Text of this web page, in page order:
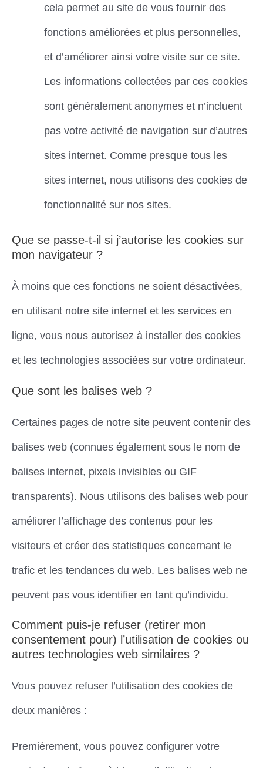
cela permet au site de vous fournir des
fonctions améliorées et plus personnelles,
et d’améliorer ainsi votre visite sur ce site.
Les informations collectées par ces cookies
sont généralement anonymes et n’incluent
pas votre activité de navigation sur d’autres
sites internet. Comme presque tous les
sites internet, nous utilisons des cookies de
fonctionnalité sur nos sites.
Que se passe-t-il si j’autorise les cookies sur
mon navigateur ?
À moins que ces fonctions ne soient désactivées,
en utilisant notre site internet et les services en
ligne, vous nous autorisez à installer des cookies
et les technologies associées sur votre ordinateur.
Que sont les balises web ?
Certaines pages de notre site peuvent contenir des
balises web (connues également sous le nom de
balises internet, pixels invisibles ou GIF
transparents). Nous utilisons des balises web pour
améliorer l’affichage des contenus pour les
visiteurs et créer des statistiques concernant le
trafic et les tendances du web. Les balises web ne
peuvent pas vous identifier en tant qu’individu.
Comment puis-je refuser (retirer mon
consentement pour) l’utilisation de cookies ou
autres technologies web similaires ?
Vous pouvez refuser l’utilisation des cookies de
deux manières :
Premièrement, vous pouvez configurer votre